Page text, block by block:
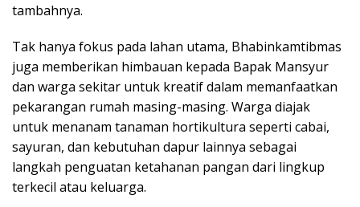
tambahnya.
Tak hanya fokus pada lahan utama, Bhabinkamtibmas
juga memberikan himbauan kepada Bapak Mansyur
dan warga sekitar untuk kreatif dalam memanfaatkan
pekarangan rumah masing-masing. Warga diajak
untuk menanam tanaman hortikultura seperti cabai,
sayuran, dan kebutuhan dapur lainnya sebagai
langkah penguatan ketahanan pangan dari lingkup
terkecil atau keluarga.